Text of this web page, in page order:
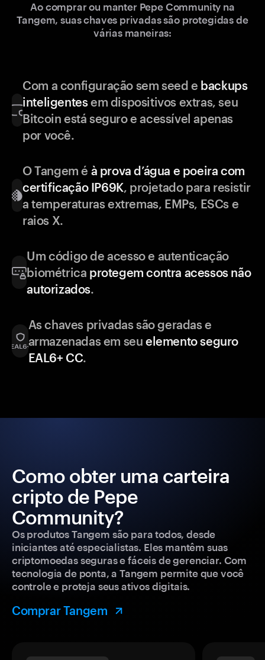
Ao comprar ou manter Pepe Community na
Tangem, suas chaves privadas são protegidas de
várias maneiras:
Com a configuração sem seed e backups
inteligentesem dispositivos extras, seu
Bitcoin está seguro e acessível apenas
por você.
O Tangem é à prova d’água e poeira com
certificação IP69K, projetado para resistir
a temperaturas extremas, EMPs, ESCs e
raios X.
Um código de acesso e autenticação
biométrica protegem contra acessos não
autorizados.
As chaves privadas são geradas e
armazenadas em seu elemento seguro
EAL6+ CC.
Como obter uma carteira
cripto de Pepe
Community?
Os produtos Tangem são para todos, desde
iniciantes até especialistas. Eles mantêm suas
criptomoedas seguras e fáceis de gerenciar. Com
tecnologia de ponta, a Tangem permite que você
controle e proteja seus ativos digitais.
Comprar Tangem